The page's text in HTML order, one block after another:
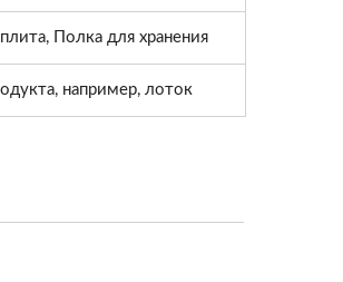
Полка для хранения
например, лоток